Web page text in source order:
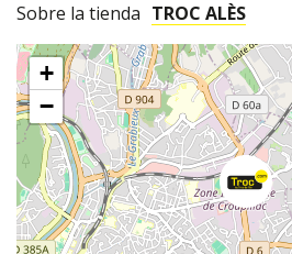
Sobre la tienda TROC ALÈS
+
−